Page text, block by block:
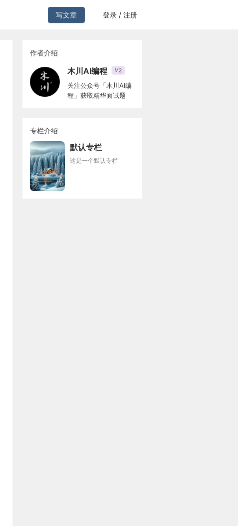
写文章 登录 / 注册
作者介绍
木川AI编程 V2
关注公众号「木川AI编
程」获取精华面试题
专栏介绍
默认专栏
这是一个默认专栏